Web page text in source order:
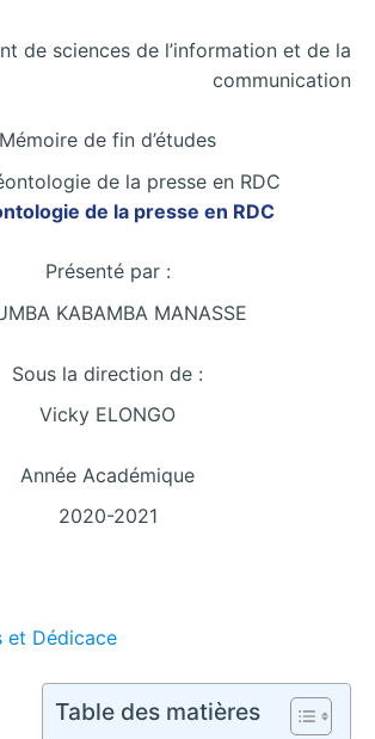
de sciences de l’information et de la
communication
Mémoire de fin d’études
de la presse en RDC
Présenté par :
KABAMBA MANASSE
Sous la direction de :
Vicky ELONGO
Année Académique
2020-2021
et Dédicace
Table des matières